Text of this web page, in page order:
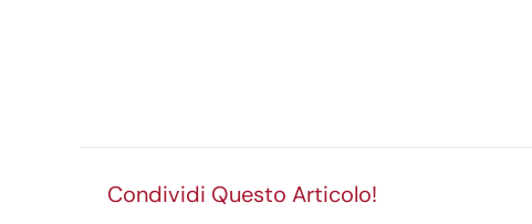
Condividi Questo Articolo!